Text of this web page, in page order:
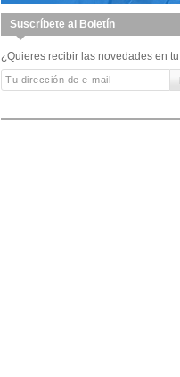
Suscríbete al Boletín
¿Quieres recibir las novedades en